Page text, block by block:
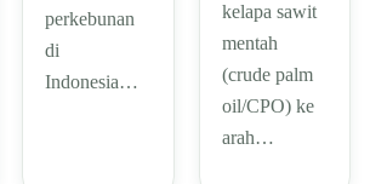
perkebunan
di
Indonesia…
kelapa sawit
mentah
(crude palm
oil/CPO) ke
arah…